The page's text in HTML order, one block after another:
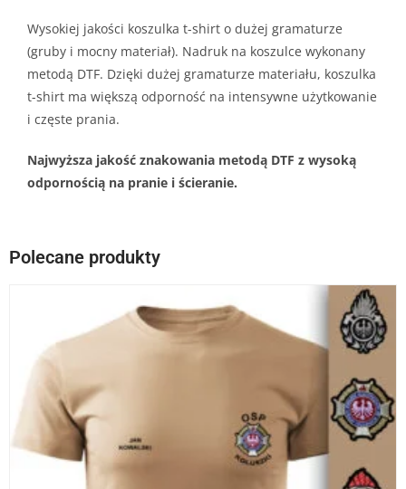
Wysokiej jakości koszulka t-shirt o dużej gramaturze
(gruby i mocny materiał). Nadruk na koszulce wykonany
metodą DTF. Dzięki dużej gramaturze materiału, koszulka
t-shirt ma większą odporność na intensywne użytkowanie
i częste prania.
Najwyższa jakość znakowania metodą DTF z wysoką
odpornością na pranie i ścieranie.
Polecane produkty